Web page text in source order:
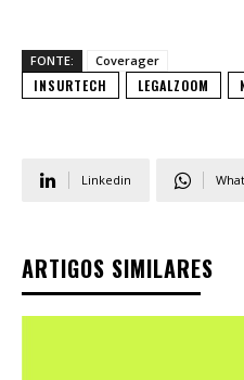
FONTE: Coverager
INSURTECH LEGALZOOM
Linkedin
ARTIGOS SIMILARES